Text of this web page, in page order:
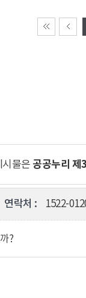
시물은 공공누리 제
연락처 : 1522-
?